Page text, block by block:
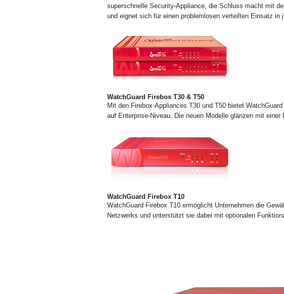
superschnelle Security-Appliance, die Schluss macht mit
und eignet sich für einen problemlosen verteilten Einsatz in
WatchGuard Firebox T30 & T50
Mit den Firebox-Appliances T30 und T50 bietet
auf Enterprise-Niveau. Die neuen Modelle glänzen mit
WatchGuard Firebox T10
WatchGuard Firebox T10 ermöglicht Unternehmen die
Netzwerks und unterstützt sie dabei mit optionalen